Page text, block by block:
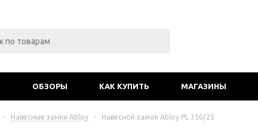
ОБЗОРЫ КАК КУПИТЬ МАГАЗИНЫ
- Навесные замки Abloy - Навесной замок Abloy PL 350/25